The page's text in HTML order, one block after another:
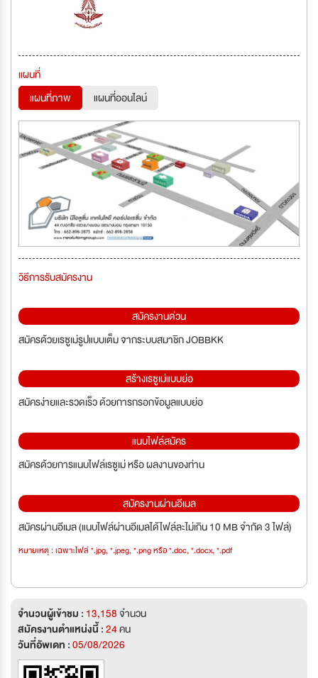
แผนที่
แผนที่ภาพ
แผนที่ออนไลน์
วิธีการรับสมัครงาน
สมัครงานด่วน
สมัครด้วยเรซูเม่รูปแบบเต็ม จากระบบสมาชิก JOBBKK
สร้างเรซูเม่แบบย่อ
สมัครง่ายและรวดเร็ว ด้วยการกรอกข้อมูลแบบย่อ
แนบไฟล์สมัคร
สมัครด้วยการแนบไฟล์เรซูเม่ หรือ ผลงานของท่าน
สมัครงานผ่านอีเมล
สมัครผ่านอีเมล (แนบไฟล์ผ่านอีเมลได้ไฟล์ละไม่เกิน 10 MB จำกัด 3 ไฟล์)
หมายเหตุ : เฉพาะไฟล์ *.jpg, *.jpeg, *.png หรือ *.doc, *.docx, *.pdf
จำนวนผู้เข้าชม : 13,158จำนวน
สมัครงานตำแหน่งนี้ :24คน
วันที่อัพเดท :05/08/2026